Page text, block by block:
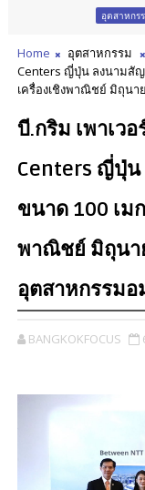
อุตสาหกรรม เ
Home อุตสาหกรรม
Centers ญี่ปุ่น ลงนามสั
เครื่องเชิงพาณิชย์ มิถุน
บี.กริม เพาเว
Centers ญี่ปุ่
ขนาด 100 เม
พาณิชย์ มิถุนา
อุตสาหกรรม
BANGKOKFOCUS